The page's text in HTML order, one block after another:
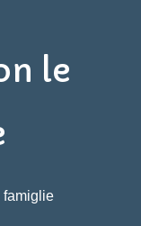
le
famiglie